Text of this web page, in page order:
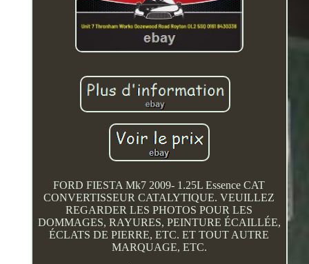
FORD FIESTA Mk7 2009- 1.25L Essence CAT
CONVERTISSEUR CATALYTIQUE. VEUILLEZ
REGARDER LES PHOTOS POUR LES
DOMMAGES, RAYURES, PEINTURE ÉCAILLÉE,
ÉCLATS DE PIERRE, ETC. ET TOUT AUTRE
MARQUAGE, ETC.